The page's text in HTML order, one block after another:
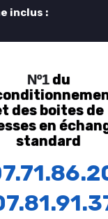
inclus :
Nº1du
des boites de
en
standard